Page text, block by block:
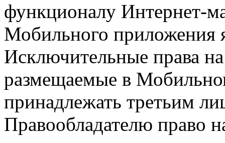
функционалу Интернет-
Мобильного приложения
Исключительные права
размещаемые в
принадлежать третьим
Правообладателю право